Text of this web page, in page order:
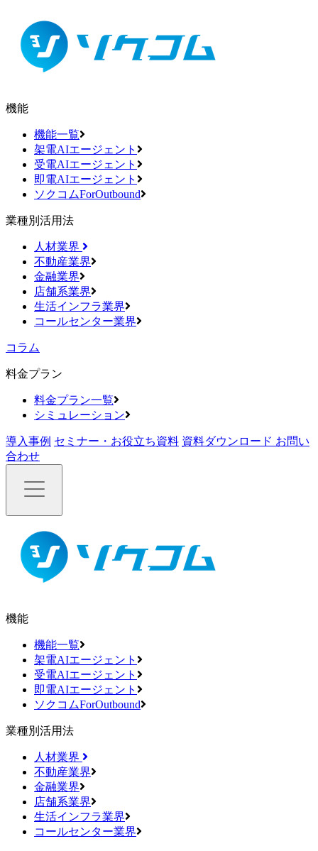
機能
機能一覧
架電AIエージェント
受電AIエージェント
即電AIエージェント
ソクコムForOutbound
業種別活用法
人材業界
不動産業界
金融業界
店舗系業界
生活インフラ業界
コールセンター業界
コラム
料金プラン
料金プラン一覧
シミュレーション
導入事例 セミナー・お役立ち資料 資料ダウンロード お問い
合わせ
機能
機能一覧
架電AIエージェント
受電AIエージェント
即電AIエージェント
ソクコムForOutbound
業種別活用法
人材業界
不動産業界
金融業界
店舗系業界
生活インフラ業界
コールセンター業界